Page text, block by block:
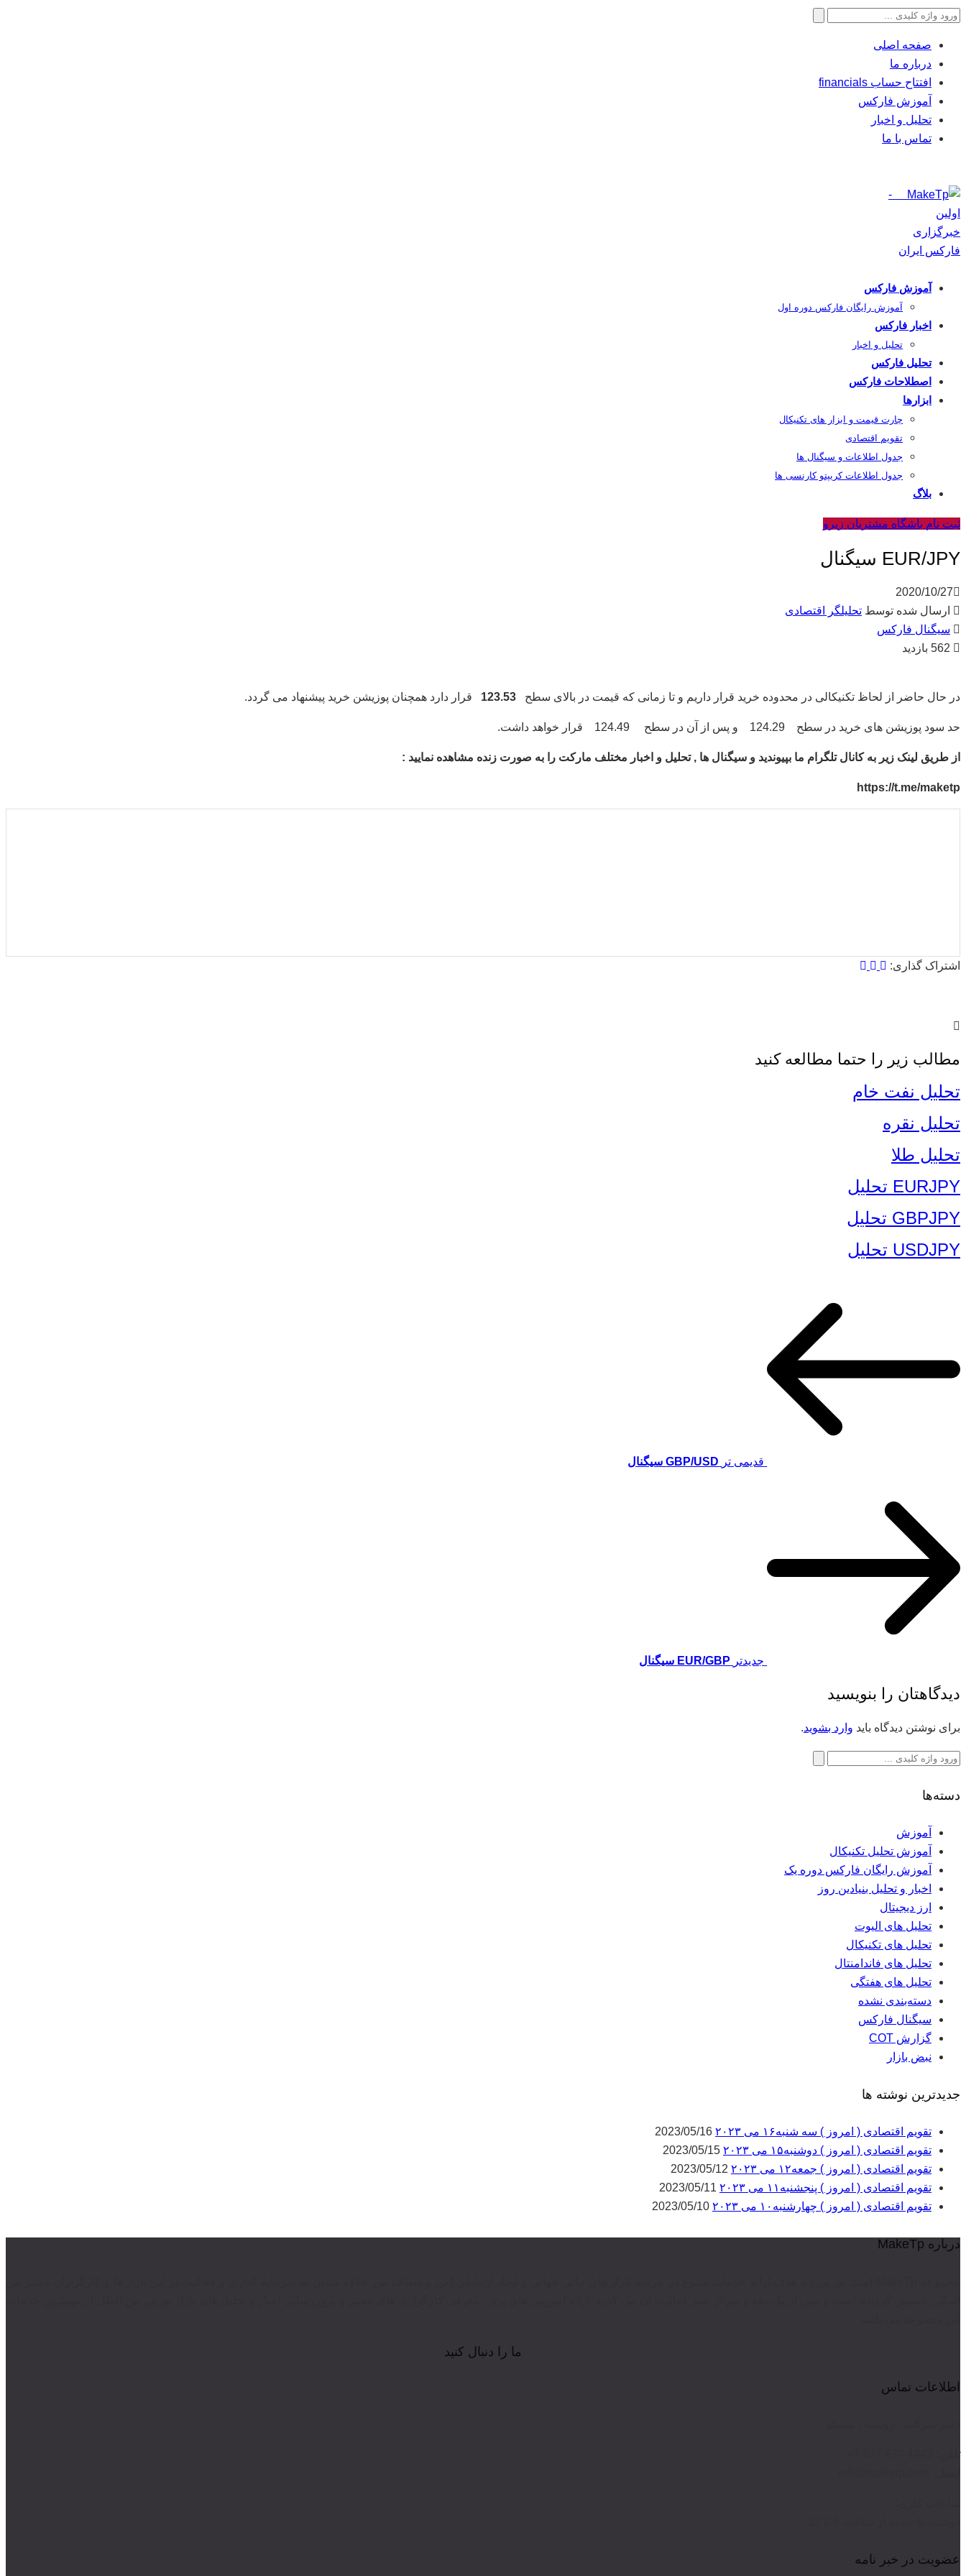
جستجو
صفحه اصلی
درباره ما
افتتاح حساب financials
آموزش فارکس
تحلیل و اخبار
تماس با ما
آموزش فارکس
آموزش رایگان فارکس دوره اول
اخبار فارکس
تحلیل و اخبار
تحلیل فارکس
اصطلاحات فارکس
ابزارها
چارت قیمت و ابزار های تکنیکال
تقویم اقتصادی
جدول اطلاعات و سیگنال ها
جدول اطلاعات کریپتو کارنسی ها
بلاگ
ثبت نام باشگاه مشتریان زیرو
EUR/JPY سیگنال
2020/10/27
ارسال شده توسط تحلیلگر اقتصادی
سیگنال فارکس
در حال حاضر از لحاظ تکنیکالی در محدوده خرید قرار داریم و تا زمانی که قیمت در بالای سطح 123.53 قرار دارد همچنان پوزیشن خرید پیشنهاد می گردد.
حد سود پوزیشن های خرید در سطح 124.29 و پس از آن در سطح 124.49 قرار خواهد داشت.
از طریق لینک زیر به کانال تلگرام ما بپیوندید و سیگنال ها , تحلیل و اخبار مختلف مارکت را به صورت زنده مشاهده نمایید :
https://t.me/maketp
اشتراک گذاری:
مطالب زیر را حتما مطالعه کنید
تحلیل نفت خام
تحلیل نقره
تحلیل طلا
EURJPY تحلیل
GBPJPY تحلیل
USDJPY تحلیل
قدیمی تر GBP/USD سیگنال
جدیدتر EUR/GBP سیگنال
دیدگاهتان را بنویسید
برای نوشتن دیدگاه باید وارد بشوید.
جستجو
دسته‌ها
آموزش
آموزش تحلیل تکنیکال
آموزش رایگان فارکس دوره یک
اخبار و تحلیل بنیادین روز
ارز دیجیتال
تحلیل های الیوت
تحلیل های تکنیکال
تحلیل های فاندامنتال
تحلیل های هفتگی
دسته‌بندی نشده
سیگنال فارکس
گزارش COT
نبض بازار
جدیدترین نوشته ها
تقویم اقتصادی ( امروز ) سه شنبه۱۶ می ۲۰۲۳
2023/05/16
تقویم اقتصادی ( امروز ) دوشنبه۱۵ می ۲۰۲۳
2023/05/15
تقویم اقتصادی ( امروز ) جمعه۱۲ می ۲۰۲۳
2023/05/12
تقویم اقتصادی ( امروز ) پنجشنبه۱۱ می ۲۰۲۳
2023/05/11
تقویم اقتصادی ( امروز ) چهارشنبه۱۰ می ۲۰۲۳
2023/05/10
درباره MakeTp
ما را دنبال کنید
اطلاعات تماس
عضویت در خبر نامه